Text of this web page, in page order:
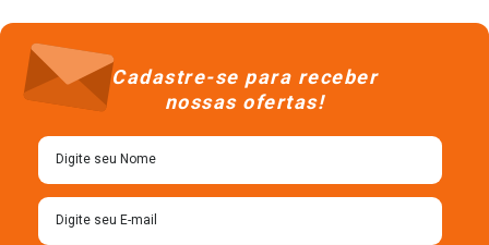
Cadastre-se para receber
nossas ofertas!